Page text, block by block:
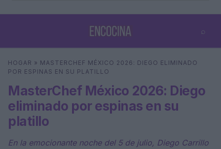
⌕
Buscar ⌕
HOGAR » MASTERCHEF MÉXICO 2026: DIEGO ELIMINADO
POR ESPINAS EN SU PLATILLO
MasterChef México 2026: Diego
eliminado por espinas en su
platillo
En la emocionante noche del 5 de julio, Diego Carrillo